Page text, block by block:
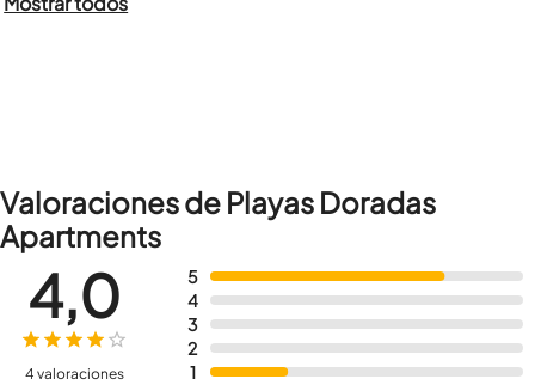
Valoraciones de Playas Doradas
Apartments
5
4
3
2
1
4,0
4 valoraciones